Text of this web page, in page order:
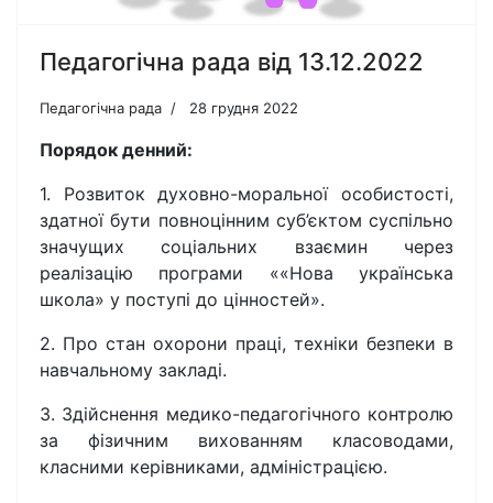
Педагогічна рада від 13.12.2022
Педагогічна рада 28 грудня 2022
Порядок денний:
1. Розвиток духовно-моральної особистості,
здатної бути повноцінним суб’єктом суспільно
значущих соціальних взаємин через
реалізацію програми ««Нова українська
школа» у поступі до цінностей».
2. Про стан охорони праці, техніки безпеки в
навчальному закладі.
3. Здійснення медико-педагогічного контролю
за фізичним вихованням класоводами,
класними керівниками, адміністрацією.